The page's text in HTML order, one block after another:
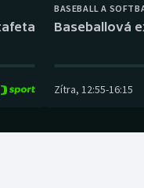
BASEBALL A
Baseballová
Zítra, 12:55-16:15